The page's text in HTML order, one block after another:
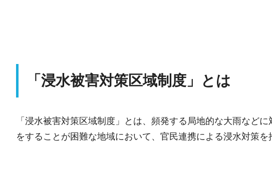
「浸水被害対策区域制度」とは
「浸水被害対策区域制度」とは、頻発する局地的な大雨など
をすることが困難な地域において、官民連携による浸水対策